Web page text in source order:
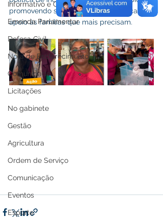
Informativo e Convite
Emenda Parlamentar
Defesa Civil
Nota de Esclarecimento
Comunidade
Licitações
No gabinete
Gestão
Agricultura
Ordem de Serviço
Comunicação
Eventos
Esporte
promovendo solidariedade, esperança e
apoio às famílias que mais precisam.